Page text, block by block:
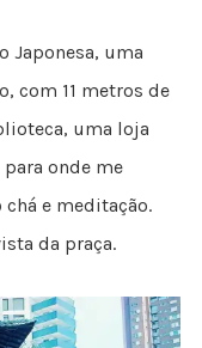
Japonesa, uma
com 11 metros de
uma loja
onde me
e meditação.
da praça.